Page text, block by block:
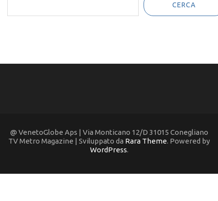
CERCA
@ VenetoGlobe Aps | Via Monticano 12/D 31015 Conegliano
TV Metro Magazine | Sviluppato da Rara Theme. Powered by
WordPress.